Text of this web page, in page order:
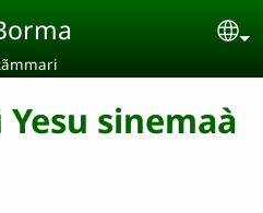
sinemaà